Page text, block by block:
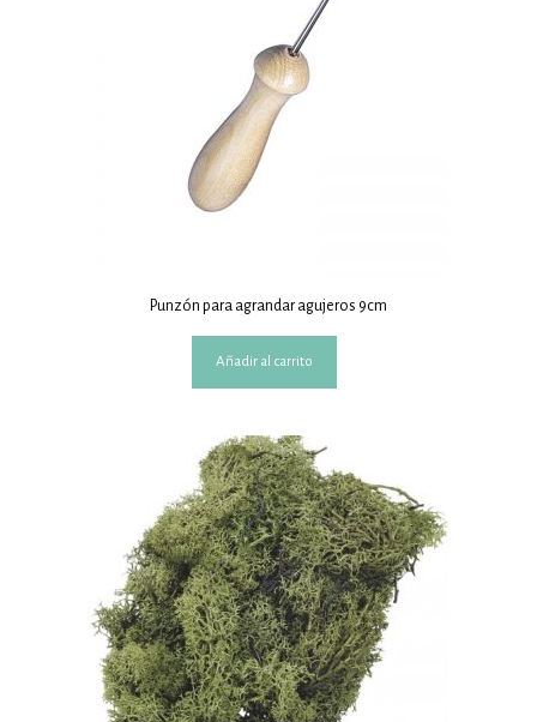
Punzón para agrandar agujeros 9cm
Añadir al carrito